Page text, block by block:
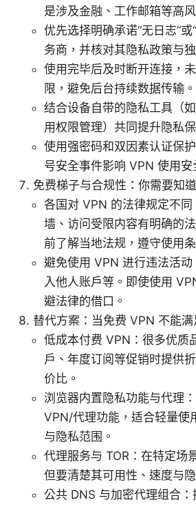
是涉及金融、工作邮箱等高
优先选择明确承诺“无日志”或
务商，并核对其隐私政策与
使用完毕后及时断开连接，
限，避免后台持续数据传输。
结合设备自带的隐私工具（
用权限管理）共同提升隐私
使用强密码和双因素认证保
号安全事件影响 VPN 使用安
免费梯子与合规性：你需要知
各国对 VPN 的法律规定不同
墙、访问受限内容有明确的
前了解当地法规，遵守使用条
避免使用 VPN 进行违法活
入他人账户等。即使使用
避法律的借口。
替代方案：当免费 VPN 不能
低成本付费 VPN：很多优质
户、年度订阅等促销时提供
价比。
浏览器内置隐私功能与代理
VPN/代理功能，适合轻量使
与隐私范围。
代理服务与 TOR：在特定场
但要清楚其可用性、速度与
公共 DNS 与加密代理组合